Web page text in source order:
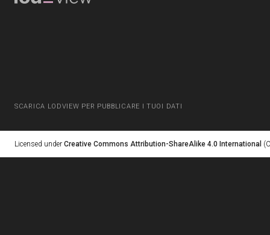
SCARICA LODVIEW PER PUBBLICARE I TUOI DATI
Licensed under Creative Commons Attribution-ShareAlike 4.0 International